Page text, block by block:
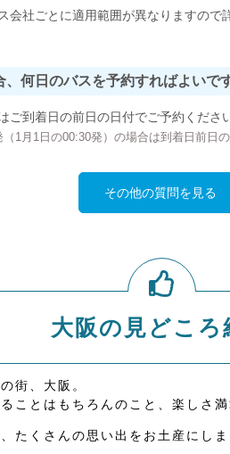
会社ごとに適用範囲が異なりますので
、何日のバスを予約すればよいで
ご到着日の前日の日付でご予約ください
1月1日の00:30発）の場合は到着日前日
その他の質問を見る
大阪の見どころ
街、大阪。
ことはもちろんのこと、楽しさ
たくさんの思い出をお土産にし